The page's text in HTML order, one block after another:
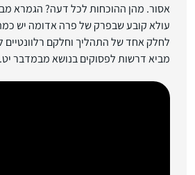
אסור. מהן ההוכחות לכל דעה? הגמרא
עולא קובע שבפרק של פרה אדומה יש כמה
לחלק אחד של התהליך וחלקם רלוונטיים
מביא דרשות לפסוקים בנושא מבמדבר יט.